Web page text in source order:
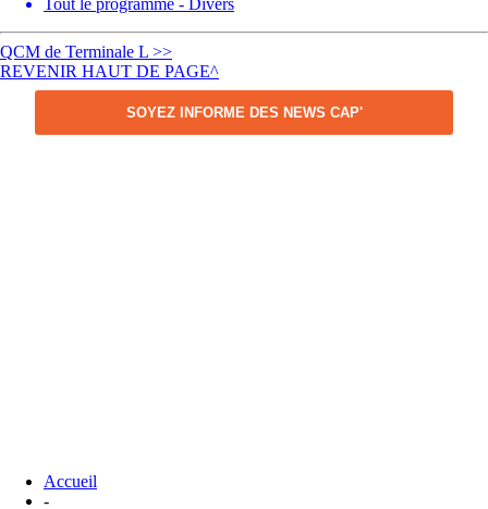
Tout le programme - Divers
QCM de Terminale L >>
REVENIR HAUT DE PAGE^
SOYEZ INFORME DES NEWS CAP'
Accueil
-